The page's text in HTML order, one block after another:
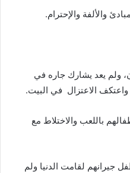
والألفة والإحترام.
ولم يعد يشارك جاره في
الاعتزال في البيت.
باللعب والاختلاط مع
جيرانهم لقامت الدنيا ولم